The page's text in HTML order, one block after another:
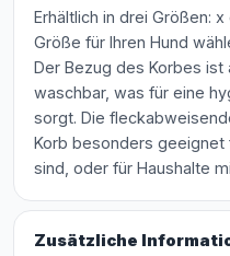
Erhältlich in drei Größen:
Größe für Ihren Hund
Der Bezug des Korbes ist
waschbar, was für eine
sorgt. Die
Korb besonders geeignet
sind, oder für Haushalte
Zusätzliche